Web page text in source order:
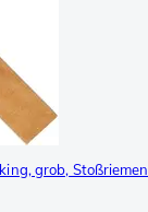
grob, Stoßriemen